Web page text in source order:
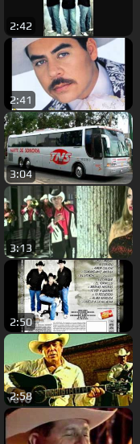
2:42
2:41
3:04
3:13
2:50
2:58